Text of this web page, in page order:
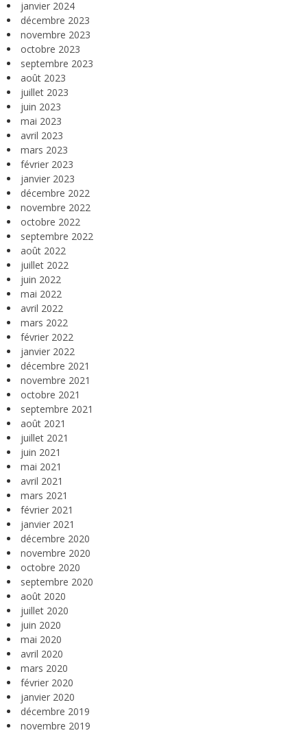
janvier 2024
décembre 2023
novembre 2023
octobre 2023
septembre 2023
août 2023
juillet 2023
juin 2023
mai 2023
avril 2023
mars 2023
février 2023
janvier 2023
décembre 2022
novembre 2022
octobre 2022
septembre 2022
août 2022
juillet 2022
juin 2022
mai 2022
avril 2022
mars 2022
février 2022
janvier 2022
décembre 2021
novembre 2021
octobre 2021
septembre 2021
août 2021
juillet 2021
juin 2021
mai 2021
avril 2021
mars 2021
février 2021
janvier 2021
décembre 2020
novembre 2020
octobre 2020
septembre 2020
août 2020
juillet 2020
juin 2020
mai 2020
avril 2020
mars 2020
février 2020
janvier 2020
décembre 2019
novembre 2019